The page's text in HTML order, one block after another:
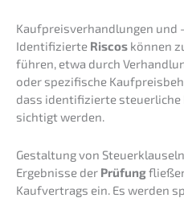
Kaufpreis­ver­hand­lun­gen und
Identi­fi­zier­te Riscos können
führen, etwa durch
oder spezi­fi­sche
dass identi­fi­zier­te steuer­li­che
sich­tigt werden.
Gestal­tung von
Ergeb­nis­se der Prüfung
Kaufver­trags ein. Es werden